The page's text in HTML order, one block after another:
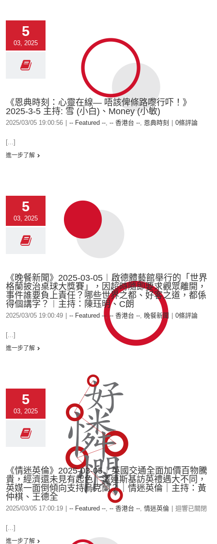
5
03, 2025
《恩典時刻：心靈在線— 唔該俾條路嚟行吓！》
2025-3-5 主持: 雪 (小白)、Money (小敏)
2025/03/05 19:00:56 -- Featured --, -- 香港台 --, 恩典時刻 0條評論
[...]
進一步了解
5
03, 2025
《晚餐新聞》2025-03-05︱啟德體藝館舉行的「世界
格蘭披治桌球大獎賽」，因超時隨即要求觀眾離開，
事件誰要負上責任？哪些世界之都、好客之道，都係
得個講字？︱主持：陳珏明、C朗
2025/03/05 19:00:49 -- Featured --, -- 香港台 --, 晚餐新聞 0條評論
[...]
進一步了解
5
03, 2025
《情迷英倫》2025-03-05︱英國交通全面加價百物騰
貴，經濟還未見有起色｜澤連斯基訪英禮遇大不同，
英媒一面倒傾向支持烏克蘭？｜情迷英倫｜主持：黃
仲棋、王德全
2025/03/05 17:00:19 -- Featured --, -- 香港台 --, 情迷英倫 迴響已關閉
[...]
進一步了解